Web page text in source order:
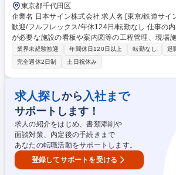
東京都千代田区
企業名 日本サイン株式会社 求人名 [東京/鉄道サインの施工管理]第二新卒
歓迎/フルフレックス/年休124日/転勤なし 仕事の内容 案内表示などの案内
が必要な施設の看板や案内図等の工程管理、現場
きます。予定通りに作業を進めることができるよ
会社に指示を出すなど全体を指揮する業務です。 ・工期・品質管理：図面
確認、施工計画、業者手配、品質チェック ・予算
原価計算、資材手配 ・現場の管理監督：安全衛生
引き渡し ■サインとは、建築物についている案内看板のことを指します。
■駅の路線ごとに色分けし、サインを施工したパイオニア
[東京/鉄道サインの施工管理]第二新卒歓迎/フルフ
勤なし
業界未経験歓迎 年間休日120日以上 転勤なし
退
完全週休2日制
土日祝休み
求人探しから 入社まで
サポートします！
求人の紹介をはじめ、書類添削や
面談対策、内定後の手続きまで
あなたの転職活動をサポートします。
登録してサポートを受ける